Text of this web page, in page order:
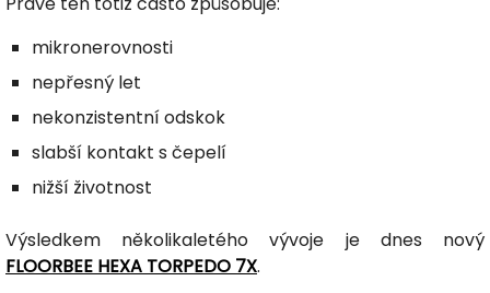
mikronerovnosti
nepřesný let
nekonzistentní odskok
slabší kontakt s čepelí
nižší životnost
Výsledkem několikaletého vývoje je dnes nový
FLOORBEE HEXA TORPEDO 7X.